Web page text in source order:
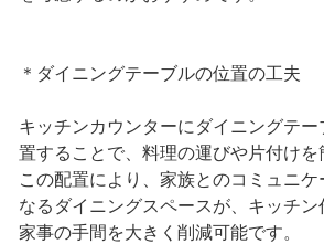
＊ダイニングテーブルの位置の工夫
キッチンカウンターにダイニングテ
置することで、料理の運びや片付けを
この配置により、家族とのコミュニケ
なるダイニングスペースが、キッチン
家事の手間を大きく削減可能です。